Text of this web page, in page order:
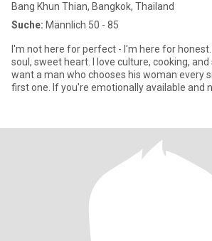
Bang Khun Thian, Bangkok, Thailand
Suche: Männlich 50 - 85
I'm not here for perfect - I'm here for honest. Thai woman, spicy
soul, sweet heart. I love culture, cooking, and
want a man who chooses his woman every
first one. If you're emotionally available and